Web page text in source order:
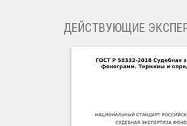
ДЕЙСТВУЮЩИЕ